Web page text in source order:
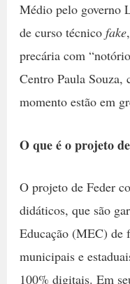
Médio pelo governo
de curso técnico fake
precária com
Centro Paula Souza,
momento estão em
O que é o projeto
O projeto de Feder
didáticos, que são
Educação (MEC) de
municipais e
100% digitais. Em